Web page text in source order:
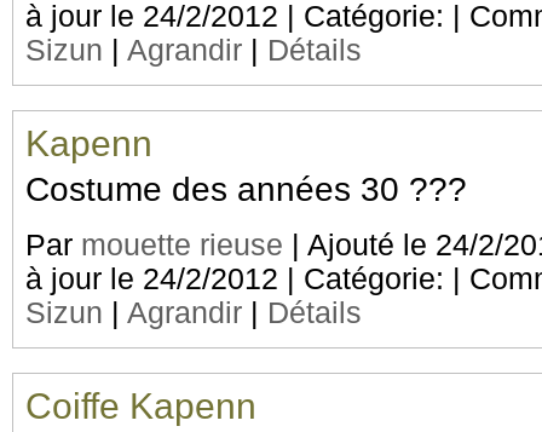
à jour le 24/2/2012 | Catégorie: |
Sizun | Agrandir | Détails
Kapenn
Costume des années 30 ???
Par mouette rieuse | Ajouté le 24/2/
à jour le 24/2/2012 | Catégorie: |
Sizun | Agrandir | Détails
Coiffe Kapenn